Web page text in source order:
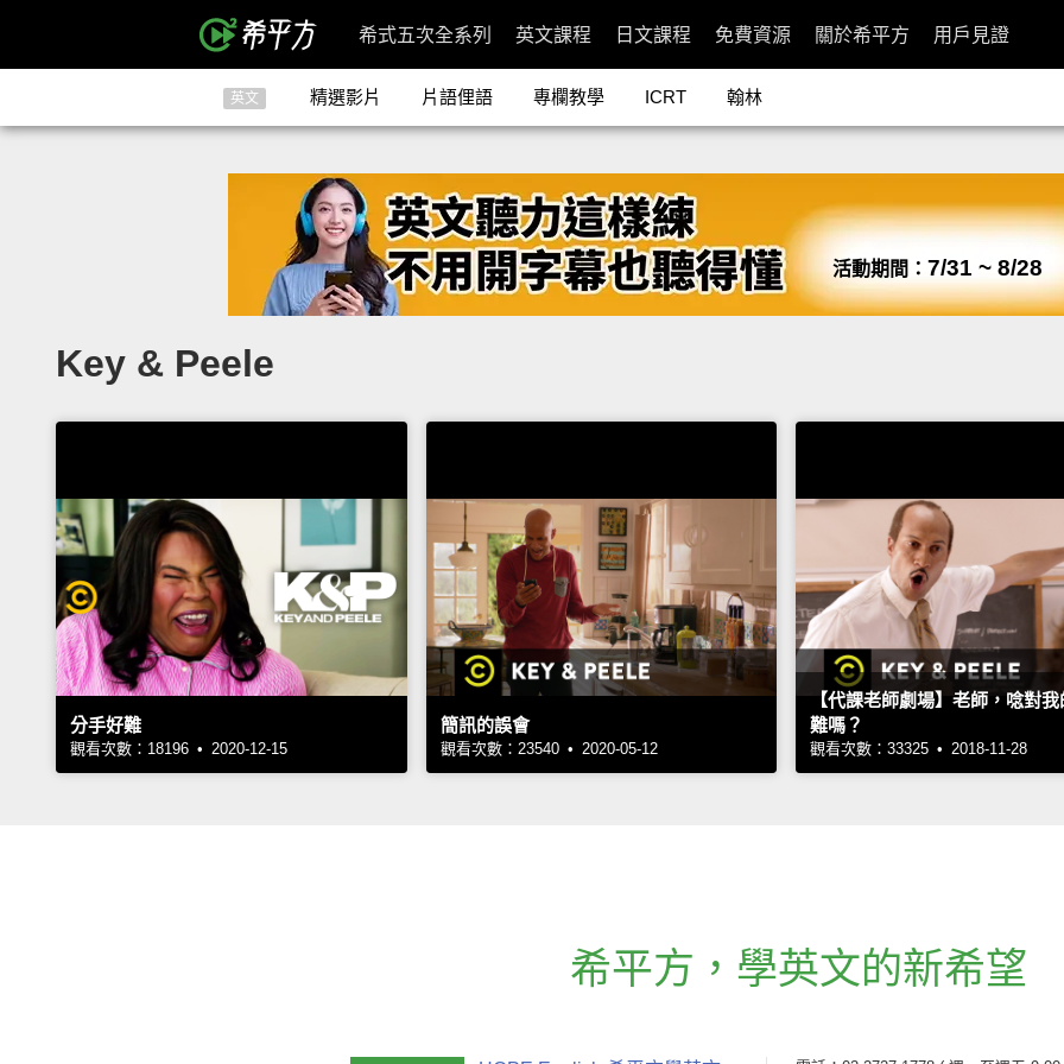
希式五次全系列 英文課程 日文課程 免費資源 關於希平方 用戶見證
英文 精選影片 片語俚語 專欄教學 ICRT 翰林
活動期間： 7/31 ~ 8/28
Key & Peele
分手好難
觀看次數：18196 • 2020-12-15
簡訊的誤會
觀看次數：23540 • 2020-05-12
【代課老師劇場】老師，唸對
難嗎？
觀看次數：33325 • 2018-11-28
希平方 ， 學英文的新希望